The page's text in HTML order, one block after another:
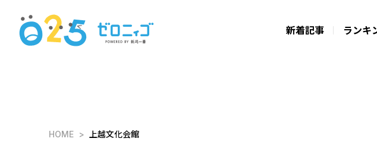
新着記事 ランキ
HOME 上越文化会館